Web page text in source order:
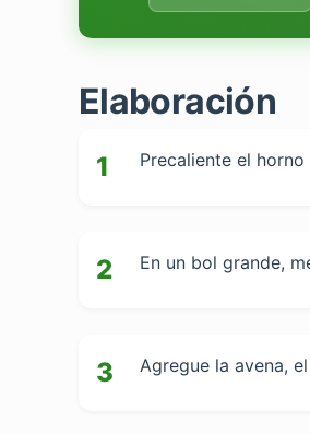
Elaboración
1 Precaliente el
2 En un bol grande,
3 Agregue la avena,